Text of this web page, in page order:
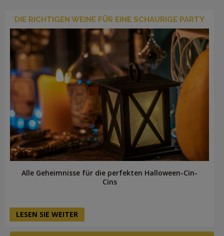
DIE RICHTIGEN WEINE FÜR EINE SCHAURIGE PARTY
Alle Geheimnisse für die perfekten Halloween-Cin-
Cins
LESEN SIE WEITER